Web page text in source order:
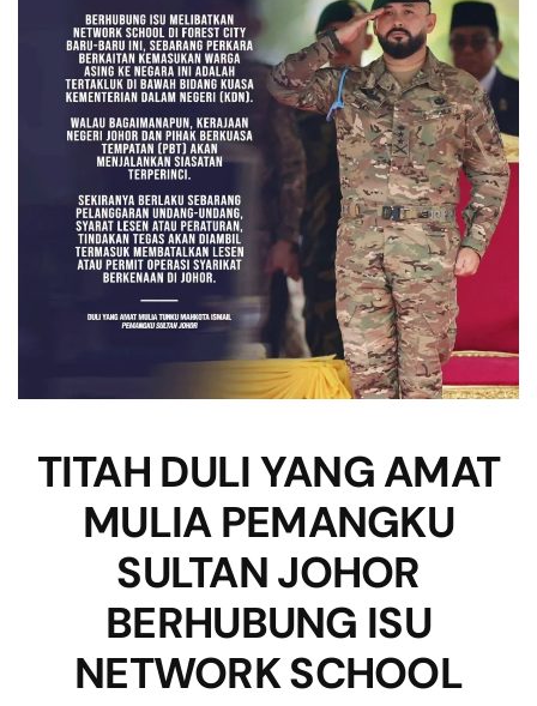
TITAH DULI YANG AMAT
MULIA PEMANGKU
SULTAN JOHOR
BERHUBUNG ISU
NETWORK SCHOOL